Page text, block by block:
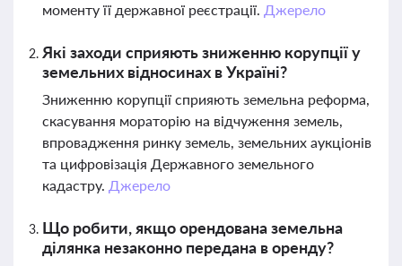
моменту її державної реєстрації. Джерело
Які заходи сприяють зниженню корупції у
земельних відносинах в Україні?
Зниженню корупції сприяють земельна реформа,
скасування мораторію на відчуження земель,
впровадження ринку земель, земельних аукціонів
та цифровізація Державного земельного
кадастру. Джерело
Що робити, якщо орендована земельна
ділянка незаконно передана в оренду?